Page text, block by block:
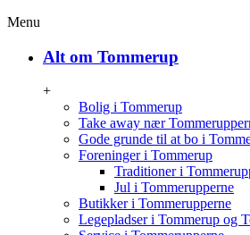
Menu
Alt om Tommerup
+
Bolig i Tommerup
Take away nær
Gode grunde til at bo i
Foreninger i Tommerup
Traditioner i
Jul i Tommerupperne
Butikker i Tommerupperne
Legepladser i Tommerup og